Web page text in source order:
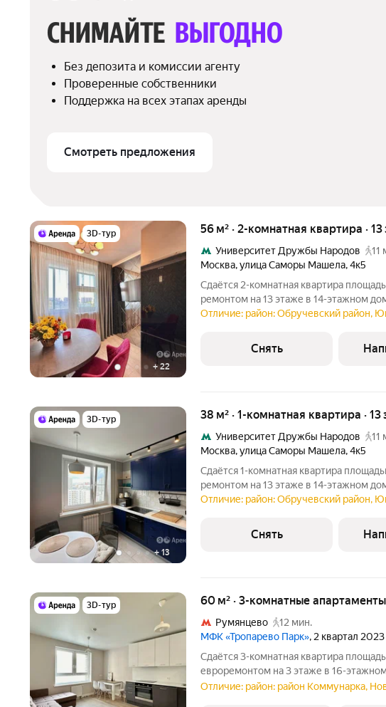
СНИМАЙТЕ ВЫГОДНО
Без депозита и комиссии агенту
Проверенные собственники
Поддержка на всех этапах аренды
Смотреть предложения
3D-тур
+22
56 м² · 2-комнатная квартира ·
Университет Дружбы Народов
11
Москва,улица Саморы Машела,4к5
Сдаётся 2-комнатная квартира
ремонтом на 13 этаже в 14-этажном
Из техники есть: Телевизор Стиральная машина Холодильник
панельный,
Отличие: район: Обручевский район,
Снять
3D-тур
+ 13
38 м² · 1-комнатная квартира ·
Университет Дружбы Народов
11
Москва,улица Саморы Машела,4к5
Сдаётся 1-комнатная квартира
ремонтом на 13 этаже в 14-этажном
Из техники есть: Духовой шкаф Стиральная машина Холодильник
Отличие: район: Обручевский район,
Снять
3D-тур 60 м² · 3-комнатные
Румянцево
12 мин.
МФК «Тропарево Парк», 2 квартал 2023
Сдаётся 3-комнатная квартира
евроремонтом на 3 этаже в 16-этажном
месяцев. Из техники есть: Духовой шкаф Стиральная машина
Отличие: район: район Коммунарка,